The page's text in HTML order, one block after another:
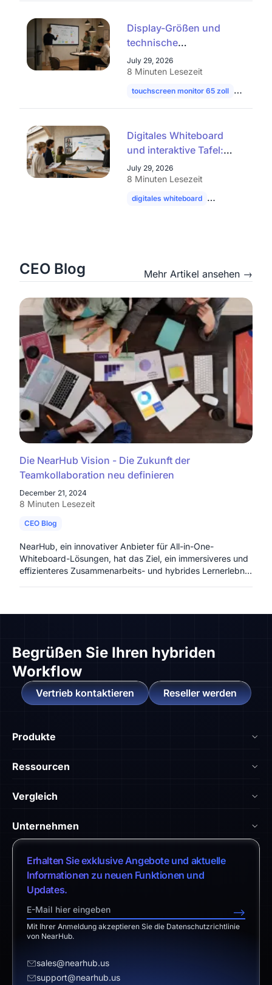
Display-Größen und
technische
Spezifikationen: 65 Zoll,
75 Zoll, 86 Zoll und 4K
Touchscreen
July 29, 2026
8 Minuten Lesezeit
touchscreen monitor 65 zoll
Digitales Whiteboard
und interaktive Tafel:
Alle Typen und
Funktionen im Überblick
July 29, 2026
8 Minuten Lesezeit
digitales whiteboard interaktive tafel
CEO Blog Mehr Artikel ansehen →
Die NearHub Vision - Die Zukunft der
Teamkollaboration neu definieren
December 21, 2024
8 Minuten Lesezeit
CEO Blog
NearHub, ein innovativer Anbieter für All-in-One-
Whiteboard-Lösungen, hat das Ziel, ein immersiveres und
effizienteres Zusammenarbeits- und hybrides Lernerlebnis
Begrüßen Sie Ihren hybriden
Workflow
Vertrieb kontaktieren Reseller werden
Produkte
NearHub Board S
Nearity 360 Alien
Nearity 120 Max
App-Integrationen
NearHub Demo
Ressourcen
Hilfe-Center
Download-Center
Rückgabebedingungen
Haftungsausschluss
Vergleich
vs. Chromium-Board
vs. Klassische Lösung
vs. Samsung Flip 2
vs. Owl Labs
Unternehmen
Über uns
Vertrieb kontaktieren
Support kontaktieren
Partnerprogramm
Angebot anfordern
Datenschutzerklärung
Erhalten Sie exklusive Angebote und aktuelle
Informationen zu neuen Funktionen und
Updates.
-->
Mit Ihrer Anmeldung akzeptieren Sie die Datenschutzrichtlinie
von NearHub.
sales@nearhub.us
support@nearhub.us